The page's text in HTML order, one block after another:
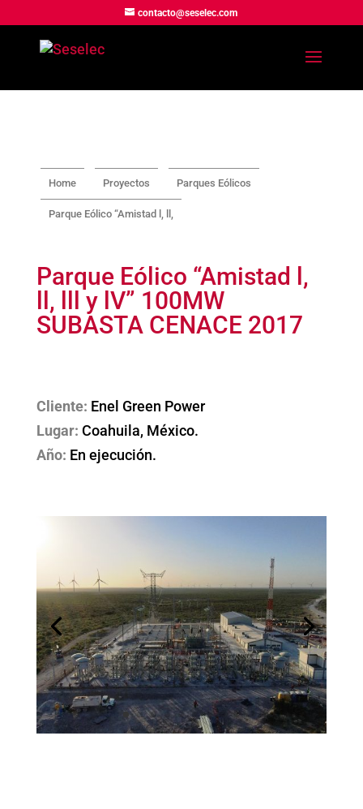
contacto@seselec.com
Home Proyectos Parques Eólicos
Parque Eólico “Amistad l, ll,
Parque Eólico “Amistad l,
ll, lll y lV” 100MW
SUBASTA CENACE 2017
Cliente: Enel Green Power
Lugar: Coahuila, México.
Año: En ejecución.